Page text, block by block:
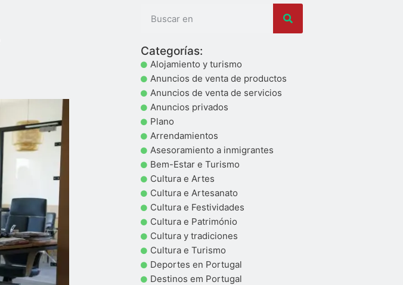
Categorías:
Alojamiento y turismo
Anuncios de venta de productos
Anuncios de venta de servicios
Anuncios privados
Plano
Arrendamientos
Asesoramiento a inmigrantes
Bem-Estar e Turismo
Cultura e Artes
Cultura e Artesanato
Cultura e Festividades
Cultura e Património
Cultura y tradiciones
Cultura e Turismo
Deportes en Portugal
Destinos em Portugal